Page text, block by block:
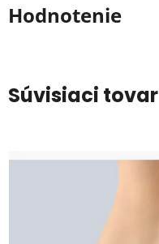
Hodnotenie
Súvisiaci tovar